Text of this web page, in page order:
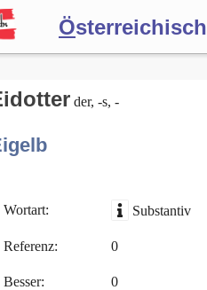
Österreichisch
Forum
Blog
der, -s, -
Wortart: Substantiv
Referenz: 0
Besser: 0